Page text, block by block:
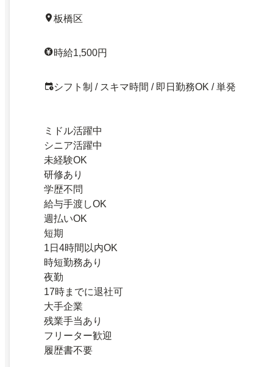
板橋区
時給1,500円
シフト制 / スキマ時間 / 即日勤務OK / 単発
ミドル活躍中
シニア活躍中
未経験OK
研修あり
学歴不問
給与手渡しOK
週払いOK
短期
1日4時間以内OK
時短勤務あり
夜勤
17時までに退社可
大手企業
残業手当あり
フリーター歓迎
履歴書不要